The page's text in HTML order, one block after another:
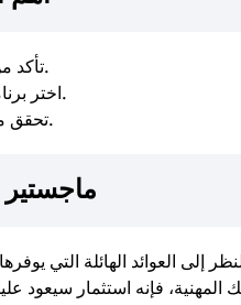
تأكد من أن البرنامج يقدم مواد تركز على ريادة الأعمال.
اختر برنامجًا يتضمن فرصًا لبناء شبكة علاقات مهنية قوية.
تحقق من وجود دعم للطلاب لإطلاق مشاريعهم الخاصة.
ماجستير
إلى العوائد الهائلة التي
المهنية، فإنه استثمار